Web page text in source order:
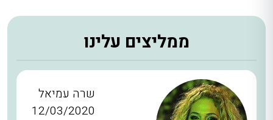
ממליצים עלינו
שרה עמיאל
12/03/2020